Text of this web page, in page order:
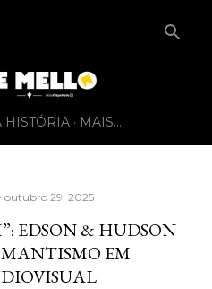
HISTÓRIA MAIS…
outubro 29, 2025
EDSON & HUDSON
EM